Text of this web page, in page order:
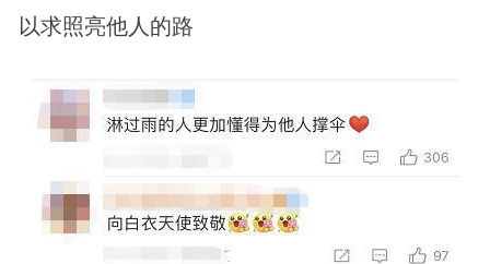
以求照亮他人的路